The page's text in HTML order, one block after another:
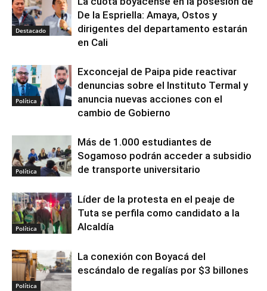
Destacado
De la Espriella: Amaya, Ostos y
dirigentes del departamento estarán
en Cali
Política
Exconcejal de Paipa pide reactivar
denuncias sobre el Instituto Termal y
anuncia nuevas acciones con el
cambio de Gobierno
Política
Más de 1.000 estudiantes de
Sogamoso podrán acceder a subsidio
de transporte universitario
Política
Líder de la protesta en el peaje de
Tuta se perfila como candidato a la
Alcaldía
Política
La conexión con Boyacá del
escándalo de regalías por $3 billones